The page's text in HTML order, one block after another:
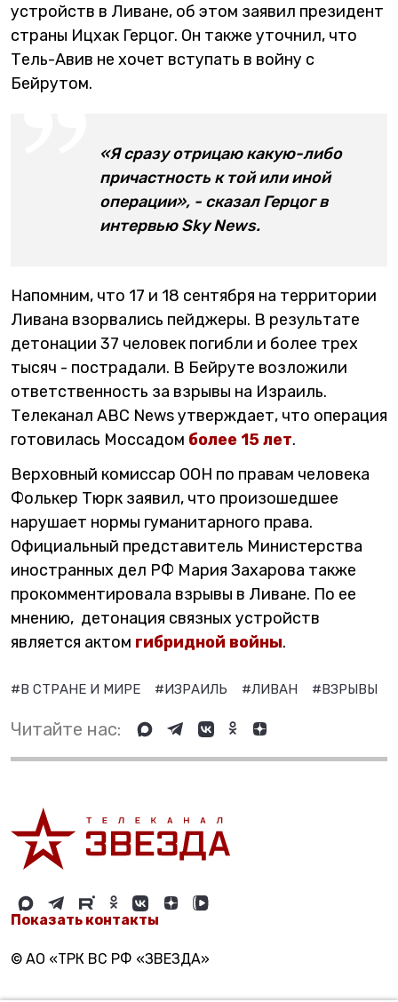
устройств в Ливане, об этом заявил президент
страны Ицхак Герцог. Он также уточнил, что
Тель-Авив не хочет вступать в войну с
Бейрутом.
«Я сразу отрицаю какую-либо
причастность к той или иной
операции», - сказал Герцог в
интервью Sky News.
Напомним, что 17 и 18 сентября на территории
Ливана взорвались пейджеры. В результате
детонации 37 человек погибли и более трех
тысяч - пострадали. В Бейруте возложили
ответственность за взрывы на Израиль.
Телеканал АВС News утверждает, что операция
готовилась Моссадом более 15 лет.
Верховный комиссар ООН по правам человека
Фолькер Тюрк заявил, что произошедшее
нарушает нормы гуманитарного права.
Официальный представитель Министерства
иностранных дел РФ Мария Захарова также
прокомментировала взрывы в Ливане. По ее
мнению, детонация связных устройств
является актом гибридной войны.
#В СТРАНЕ И МИРЕ #ИЗРАИЛЬ #ЛИВАН #ВЗРЫВЫ
Читайте нас:
Показать контакты
© АО «ТРК ВС РФ «ЗВЕЗДА»